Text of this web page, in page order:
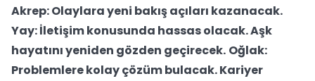
Akrep: Olaylara yeni bakış açıları kazanacak.
Yay: İletişim konusunda hassas olacak. Aşk
hayatını yeniden gözden geçirecek. Oğlak:
Problemlere kolay çözüm bulacak. Kariyer